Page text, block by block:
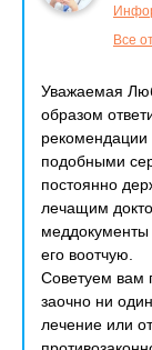
Все
Уважаемая
образом
рекомендации
подобными
постоянно
лечащим
его воотчую.
Советуем вам
заочно ни
лечение или